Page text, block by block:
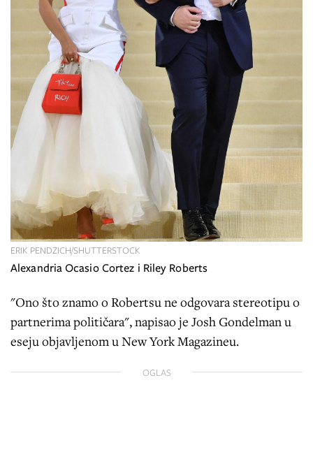
Alexandria Ocasio Cortez i Riley Roberts
ERIK PENDZICH/SHUTTERSTOCK
"Ono što znamo o Robertsu ne odgovara stereotipu o
partnerima političara", napisao je Josh Gondelman u
eseju objavljenom u New York Magazineu.
OGLAS